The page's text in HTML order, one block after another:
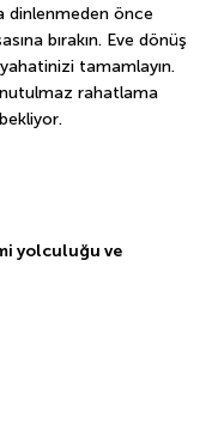
dinlenmeden önce
bırakın. Eve dönüş
tamamlayın.
rahatlama
yolculuğu ve